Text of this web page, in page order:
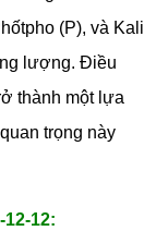
(P), và Kali
lượng. Điều
thành một lựa
trọng này
12: